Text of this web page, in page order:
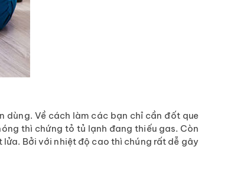
dùng. Về cách làm các bạn chỉ cần đốt que
thì chứng tỏ tủ lạnh đang thiếu gas. Còn
Bởi với nhiệt độ cao thì chúng rất dễ gây